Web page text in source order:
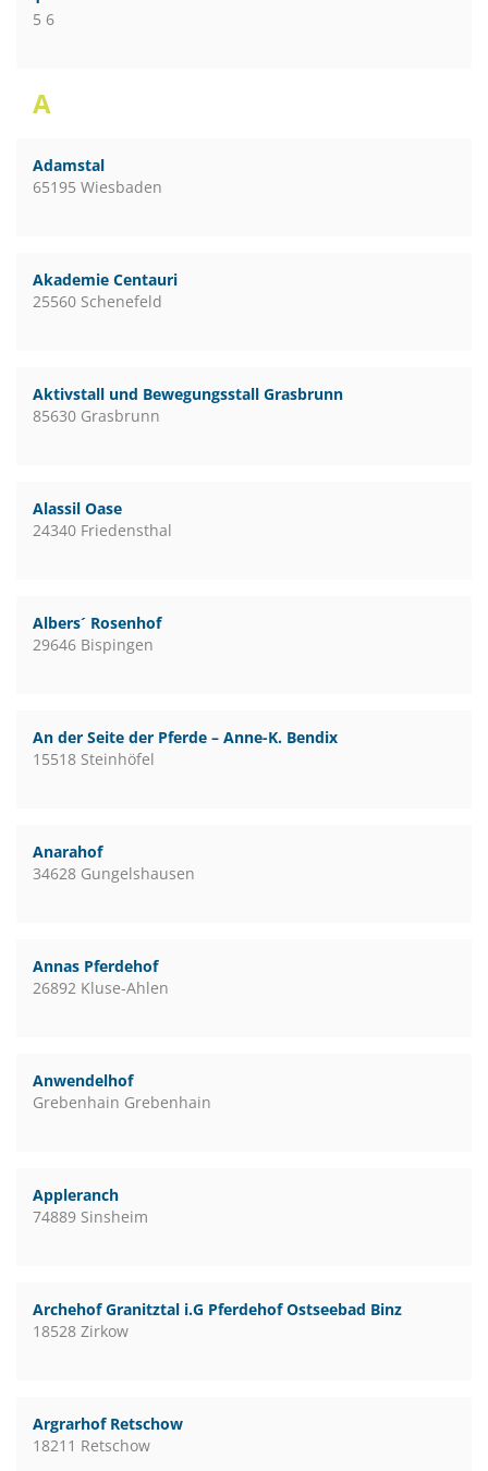
5 6
A
Adamstal
65195 Wiesbaden
Akademie Centauri
25560 Schenefeld
Aktivstall und Bewegungsstall Grasbrunn
85630 Grasbrunn
Alassil Oase
24340 Friedensthal
Albers´ Rosenhof
29646 Bispingen
An der Seite der Pferde – Anne-K. Bendix
15518 Steinhöfel
Anarahof
34628 Gungelshausen
Annas Pferdehof
26892 Kluse-Ahlen
Anwendelhof
Grebenhain Grebenhain
Appleranch
74889 Sinsheim
Archehof Granitztal i.G Pferdehof Ostseebad Binz
18528 Zirkow
Argrarhof Retschow
18211 Retschow